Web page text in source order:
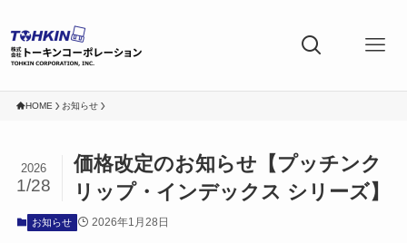
HOME お知らせ
価格改定のお知らせ【プッチンク
リップ・インデックス シリーズ】
2026
1/28
お知らせ 2026年1月28日